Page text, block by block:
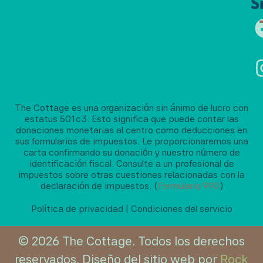
The Cottage es una organización sin ánimo de lucro con
estatus 501c3. Esto significa que puede contar las
donaciones monetarias al centro como deducciones en
sus formularios de impuestos. Le proporcionaremos una
carta confirmando su donación y nuestro número de
identificación fiscal. Consulte a un profesional de
impuestos sobre otras cuestiones relacionadas con la
declaración de impuestos. (Formulario 990)
Política de privacidad Condiciones del servicio
© 2026 The Cottage. Todos los derechos
reservados. Diseño del sitio web por Rock